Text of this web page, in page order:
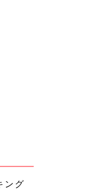
ング